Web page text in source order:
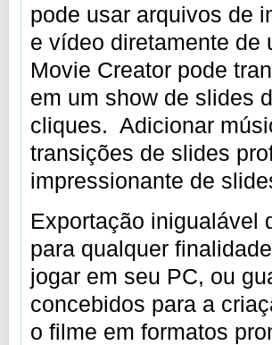
pode usar arquivos de
e vídeo diretamente
Movie Creator pode
em um show de slides
cliques. Adicionar
transições de slides
impressionante de
Exportação inigualável
para qualquer
jogar em seu PC, ou
concebidos para a
o filme em formatos